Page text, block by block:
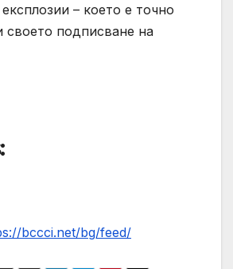
– което е точно
своето подписване на
bccci.net/bg/feed/